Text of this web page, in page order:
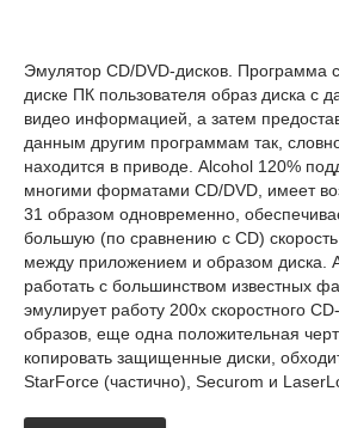
Эмулятор CD/DVD-дисков. Программа
диске ПК пользователя образ диска с
видео информацией, а затем
данным другим программам так,
находится в приводе. Alcohol 120%
многими форматами CD/DVD, имеет
31 образом одновременно,
большую (по сравнению с CD)
между приложением и образом диска.
работать с большинством известных
эмулирует работу 200х скоростного
образов, еще одна положительная
копировать защищенные диски,
StarForce (частично), Securom и